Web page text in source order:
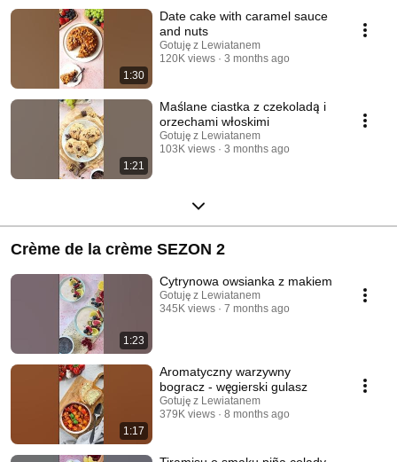
1:30
Date cake with caramel sauce
and nuts
Gotuję z Lewiatanem
120K views
3 months ago
1:21
Maślane ciastka z czekoladą i
orzechami włoskimi
Gotuję z Lewiatanem
103K views
3 months ago
Crème de la crème SEZON 2
1:23
Cytrynowa owsianka z makiem
Gotuję z Lewiatanem
345K views
7 months ago
1:17
Aromatyczny warzywny
bogracz - węgierski gulasz
Gotuję z Lewiatanem
379K views
8 months ago